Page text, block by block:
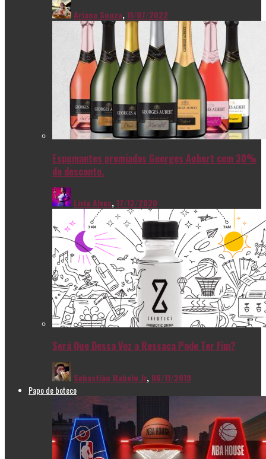
Ariana Souza,11/07/2022
Espumantes premiados Georges Aubert com 30%
de desconto.
Livia Alves,17/12/2020
Será Que Dessa Vez a Ressaca Pode Ter Fim?
Sebastião Rabelo Jr, 06/11/2019
Papo de boteco